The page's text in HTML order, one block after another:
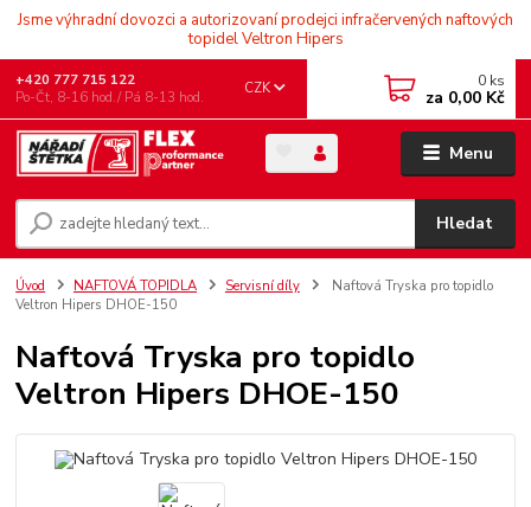
Jsme výhradní dovozci a autorizovaní prodejci infračervených naftových
topidel Veltron Hipers
Menu
CZK
Hledat
+420 777 715 122
Po-Čt, 8-16 hod./ Pá 8-13 hod.
0 ks
za 0,00 Kč
Úvod NAFTOVÁ TOPIDLA Servisní díly
Naftová Tryska pro topidlo
Veltron Hipers DHOE-150
Naftová Tryska pro topidlo
Veltron Hipers DHOE-150